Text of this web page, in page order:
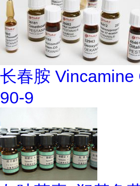
长春胺 Vincamine
90-9